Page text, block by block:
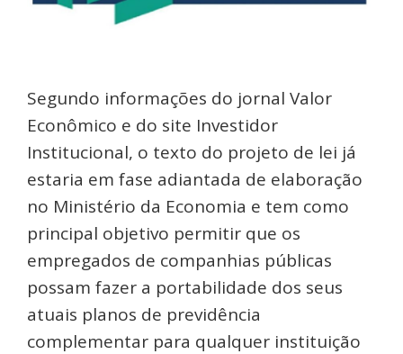
Segundo informações do jornal Valor
Econômico e do site Investidor
Institucional, o texto do projeto de lei já
estaria em fase adiantada de elaboração
no Ministério da Economia e tem como
principal objetivo permitir que os
empregados de companhias públicas
possam fazer a portabilidade dos seus
atuais planos de previdência
complementar para qualquer instituição